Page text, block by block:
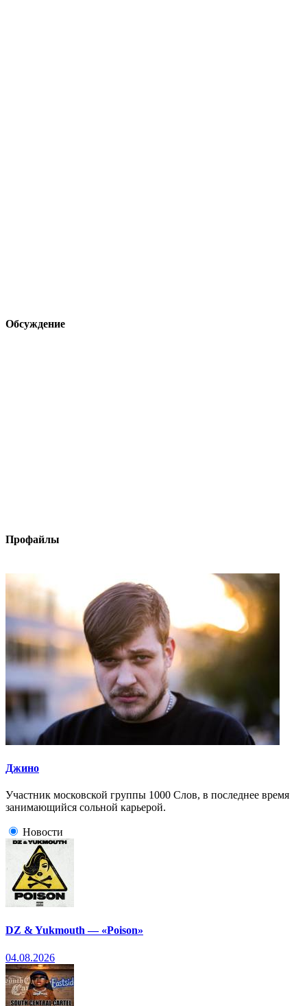
Обсуждение
Профайлы
Джино
Участник московской группы 1000 Слов, в последнее время
занимающийся сольной карьерой.
Новости
DZ & Yukmouth — «Poison»
04.08.2026